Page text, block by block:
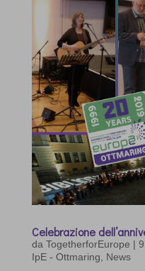
Celebrazione
da TogetherforEurope |
IpE - Ottmaring
News